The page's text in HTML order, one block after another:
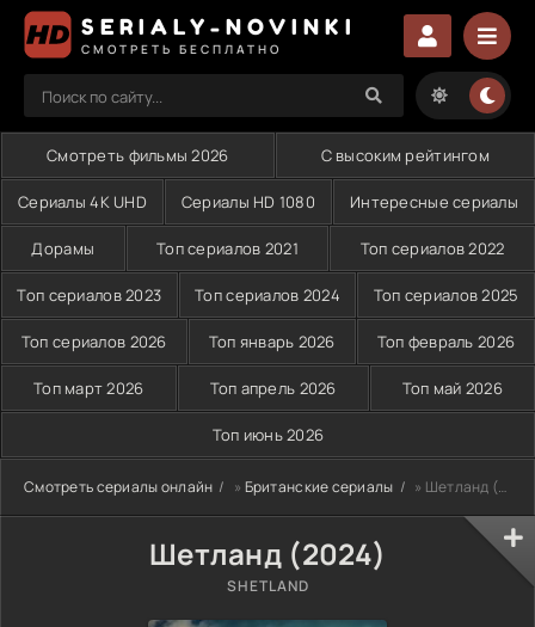
SERIALY-NOVINKI
СМОТРЕТЬ БЕСПЛАТНО
Смотреть фильмы 2026 С высоким рейтингом
Сериалы 4K UHD Сериалы HD 1080 Интересные сериалы
Дорамы Топ сериалов 2021 Топ сериалов 2022
Топ сериалов 2023 Топ сериалов 2024 Топ сериалов 2025
Топ сериалов 2026 Топ январь 2026 Топ февраль 2026
Топ март 2026 Топ апрель 2026 Топ май 2026
Топ июнь 2026
Смотреть сериалы онлайн » Британские сериалы » Шетланд (2024)
Шетланд (2024)
SHETLAND